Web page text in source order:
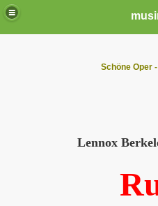
Schöne Oper
Lennox